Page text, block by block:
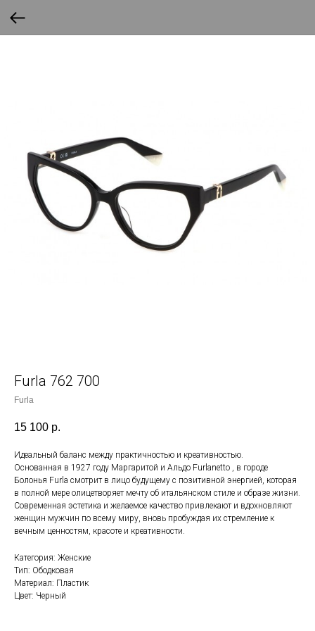
Furla 762 700
Furla
15 100 р.
Идеальный баланс между практичностью и креативностью.
Основанная в 1927 году Маргаритой и Альдо Furlanetto , в городе
Болонья Furla смотрит в лицо будущему с позитивной энергией, которая
в полной мере олицетворяет мечту об итальянском стиле и образе жизни.
Современная эстетика и желаемое качество привлекают и вдохновляют
женщин мужчин по всему миру, вновь пробуждая их стремление к
вечным ценностям, красоте и креативности.
Категория: Женские
Тип: Ободковая
Материал: Пластик
Цвет: Черный